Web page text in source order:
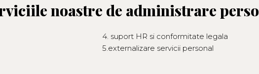
noastre de administrare
4. suport HR si conformitate legala
5.externalizare servicii personal